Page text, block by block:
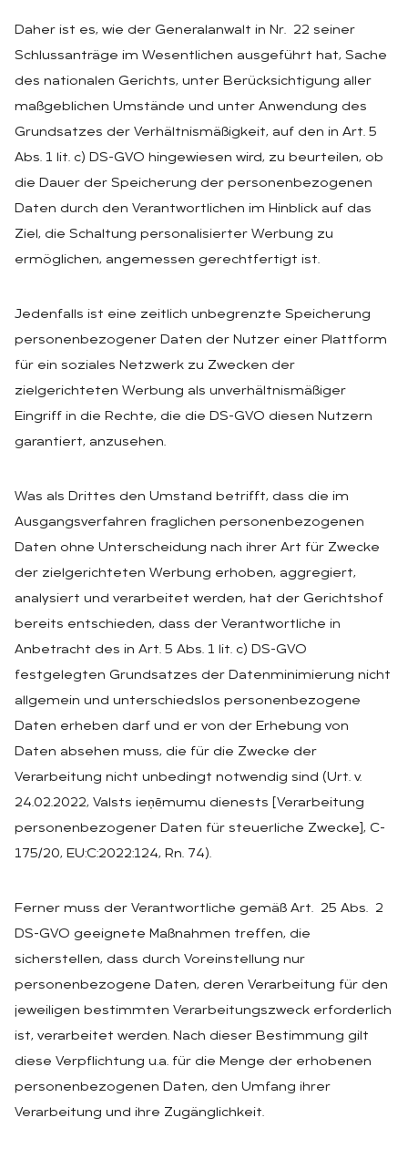
Daher ist es, wie der Generalanwalt in Nr. 22 seiner
Schlussanträge im Wesentlichen ausgeführt hat, Sache
des nationalen Gerichts, unter Berücksichtigung aller
maßgeblichen Umstände und unter Anwendung des
Grundsatzes der Verhältnismäßigkeit, auf den in Art. 5
Abs. 1 lit. c) DS-GVO hingewiesen wird, zu beurteilen, ob
die Dauer der Speicherung der personenbezogenen
Daten durch den Verantwortlichen im Hinblick auf das
Ziel, die Schaltung personalisierter Werbung zu
ermöglichen, angemessen gerechtfertigt ist.
Jedenfalls ist eine zeitlich unbegrenzte Speicherung
personenbezogener Daten der Nutzer einer Plattform
für ein soziales Netzwerk zu Zwecken der
zielgerichteten Werbung als unverhältnismäßiger
Eingriff in die Rechte, die die DS-GVO diesen Nutzern
garantiert, anzusehen.
Was als Drittes den Umstand betrifft, dass die im
Ausgangsverfahren fraglichen personenbezogenen
Daten ohne Unterscheidung nach ihrer Art für Zwecke
der zielgerichteten Werbung erhoben, aggregiert,
analysiert und verarbeitet werden, hat der Gerichtshof
bereits entschieden, dass der Verantwortliche in
Anbetracht des in Art. 5 Abs. 1 lit. c) DS-GVO
festgelegten Grundsatzes der Datenminimierung nicht
allgemein und unterschiedslos personenbezogene
Daten erheben darf und er von der Erhebung von
Daten absehen muss, die für die Zwecke der
Verarbeitung nicht unbedingt notwendig sind (Urt. v.
24.02.2022, Valsts ieņēmumu dienests [Verarbeitung
personenbezogener Daten für steuerliche Zwecke], C-
175/20, EU:C:2022:124, Rn. 74).
Ferner muss der Verantwortliche gemäß Art. 25 Abs. 2
DS-GVO geeignete Maßnahmen treffen, die
sicherstellen, dass durch Voreinstellung nur
personenbezogene Daten, deren Verarbeitung für den
jeweiligen bestimmten Verarbeitungszweck erforderlich
ist, verarbeitet werden. Nach dieser Bestimmung gilt
diese Verpflichtung u.a. für die Menge der erhobenen
personenbezogenen Daten, den Umfang ihrer
Verarbeitung und ihre Zugänglichkeit.